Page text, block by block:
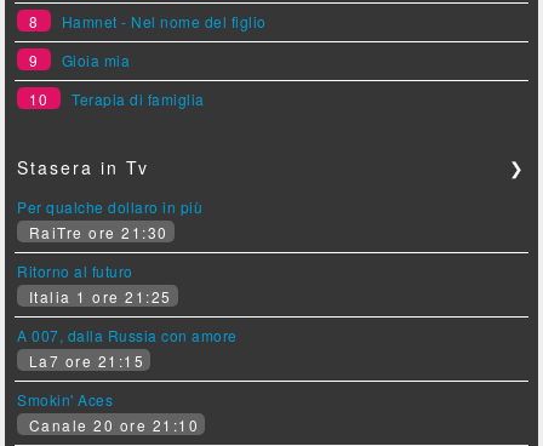
8
Hamnet - Nel nome del figlio
9
Gioia mia
10
Terapia di famiglia
Stasera in Tv ❯
Per qualche dollaro in più
RaiTre ore 21:30
Ritorno al futuro
Italia 1 ore 21:25
A 007, dalla Russia con amore
La7 ore 21:15
Smokin' Aces
Canale 20 ore 21:10